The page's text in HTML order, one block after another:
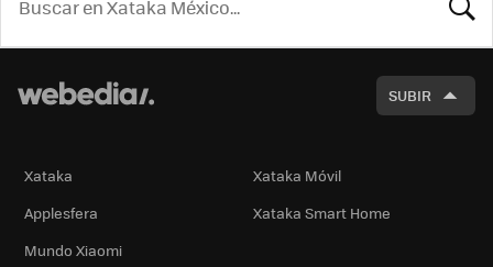
SUBIR
Xataka
Xataka Móvil
Applesfera
Xataka Smart Home
Mundo Xiaomi